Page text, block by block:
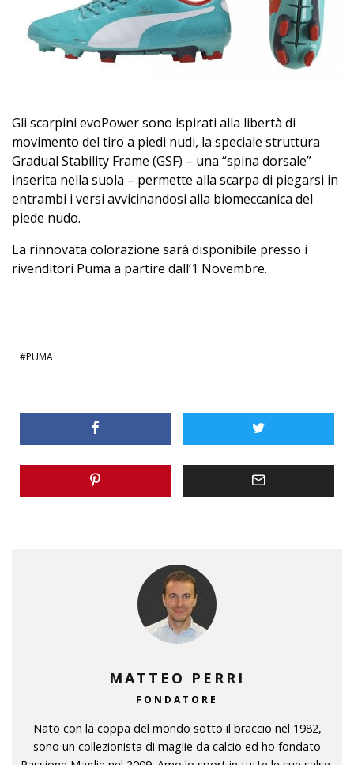
Gli scarpini evoPower sono ispirati alla libertà di
movimento del tiro a piedi nudi, la speciale struttura
Gradual Stability Frame (GSF) – una “spina dorsale”
inserita nella suola – permette alla scarpa di piegarsi in
entrambi i versi avvicinandosi alla biomeccanica del
piede nudo.
La rinnovata colorazione sarà disponibile presso i
rivenditori Puma a partire dall’1 Novembre.
PUMA
MATTEO PERRI
FONDATORE
Nato con la coppa del mondo sotto il braccio nel 1982,
sono un collezionista di maglie da calcio ed ho fondato